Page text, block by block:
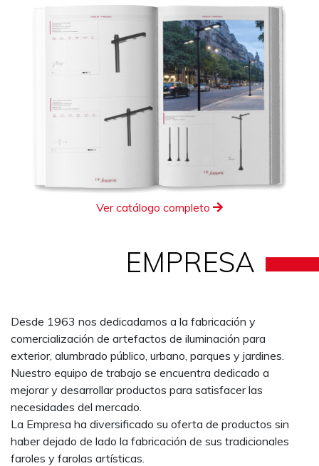
Ver catálogo completo
EMPRESA
Desde 1963 nos dedicadamos a la fabricación y
comercialización de artefactos de iluminación para
exterior, alumbrado público, urbano, parques y jardines.
Nuestro equipo de trabajo se encuentra dedicado a
mejorar y desarrollar productos para satisfacer las
necesidades del mercado.
La Empresa ha diversificado su oferta de productos sin
haber dejado de lado la fabricación de sus tradicionales
faroles y farolas artísticas.